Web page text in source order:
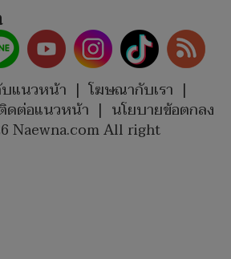
บแนวหน้า | โฆษณากับเรา |
ดต่อแนวหน้า | นโยบายข้อตกลง
Naewna.com All right